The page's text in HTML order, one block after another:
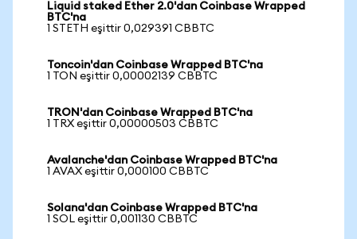
Liquid staked Ether 2.0'dan Coinbase Wrapped
BTC'na
1 STETH eşittir 0,029391 CBBTC
Toncoin'dan Coinbase Wrapped BTC'na
1 TON eşittir 0,00002139 CBBTC
TRON'dan Coinbase Wrapped BTC'na
1 TRX eşittir 0,00000503 CBBTC
Avalanche'dan Coinbase Wrapped BTC'na
1 AVAX eşittir 0,000100 CBBTC
Solana'dan Coinbase Wrapped BTC'na
1 SOL eşittir 0,001130 CBBTC